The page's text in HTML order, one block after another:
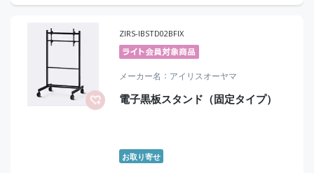
ZIRS-IBSTD02BFIX
メーカー名 アイリスオーヤマ
電子黒板スタンド（固定タイプ）
お取り寄せ